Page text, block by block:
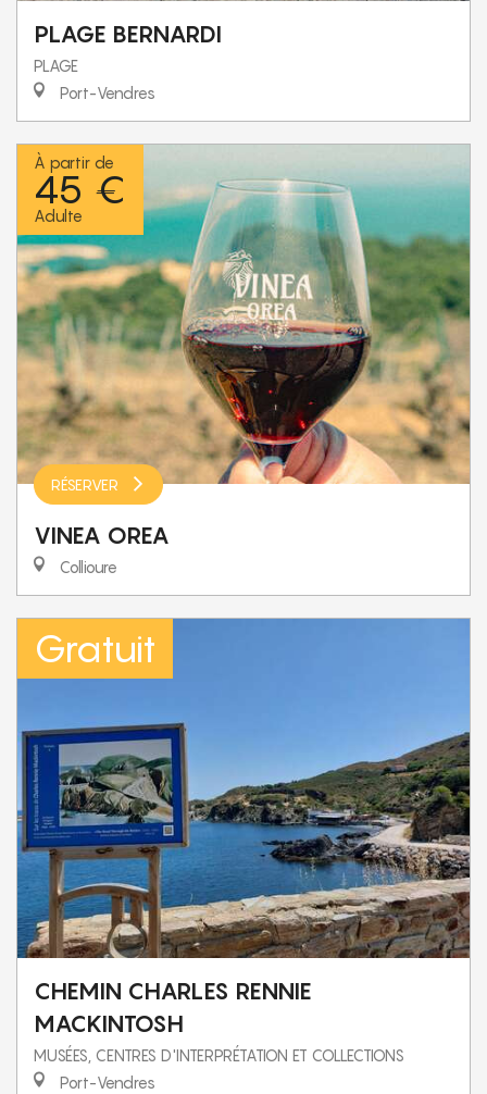
PLAGE BERNARDI
PLAGE
Port-Vendres
À partir de
45 €
Adulte
RÉSERVER
VINEA OREA
Collioure
Gratuit
CHEMIN CHARLES RENNIE
MACKINTOSH
MUSÉES, CENTRES D'INTERPRÉTATION ET COLLECTIONS
Port-Vendres